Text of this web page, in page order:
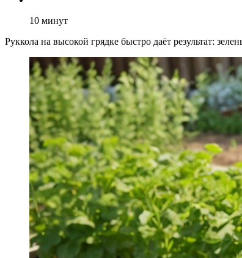
10 минут
Руккола на высокой грядке быстро даёт результат: